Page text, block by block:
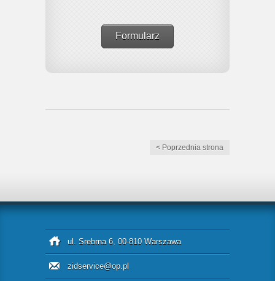
Formularz
< Poprzednia strona
ul. Srebrna 6, 00-810 Warszawa
zidservice@op.pl